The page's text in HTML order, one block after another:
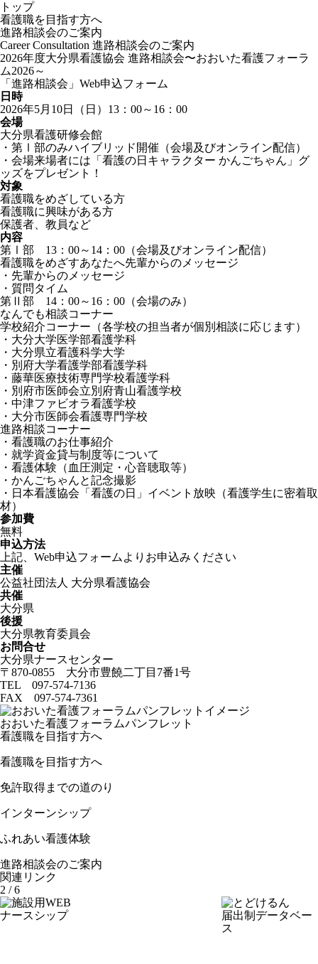
トップ
看護職を目指す方へ
進路相談会のご案内
Career Consultation 進路相談会のご案内
2026年度大分県看護協会 進路相談会〜おおいた看護フォーラ
ム2026～
「進路相談会」Web申込フォーム
日時
2026年5月10日（日）13：00～16：00
会場
大分県看護研修会館
・第Ⅰ部のみハイブリッド開催（会場及びオンライン配信）
・会場来場者には「看護の日キャラクター かんごちゃん」グ
ッズをプレゼント！
対象
看護職をめざしている方
看護職に興味がある方
保護者、教員など
内容
第Ⅰ部 13：00～14：00（会場及びオンライン配信）
看護職をめざすあなたへ先輩からのメッセージ
・先輩からのメッセージ
・質問タイム
第Ⅱ部 14：00～16：00（会場のみ）
なんでも相談コーナー
学校紹介コーナー（各学校の担当者が個別相談に応じます）
・大分大学医学部看護学科
・大分県立看護科学大学
・別府大学看護学部看護学科
・藤華医療技術専門学校看護学科
・別府市医師会立別府青山看護学校
・中津ファビオラ看護学校
・大分市医師会看護専門学校
進路相談コーナー
・看護職のお仕事紹介
・就学資金貸与制度等について
・看護体験（血圧測定・心音聴取等）
・かんごちゃんと記念撮影
・日本看護協会「看護の日」イベント放映（看護学生に密着取
材）
参加費
無料
申込方法
上記、Web申込フォームよりお申込みください
主催
公益社団法人 大分県看護協会
共催
大分県
後援
大分県教育委員会
お問合せ
大分県ナースセンター
〒870-0855 大分市豊饒二丁目7番1号
TEL 097-574-7136
FAX 097-574-7361
おおいた看護フォーラムパンフレット
看護職を目指す方へ
看護職を目指す方へ
免許取得までの道のり
インターンシップ
ふれあい看護体験
進路相談会のご案内
関連リンク
2 / 6
ナースシップ
届出制データベー
ス